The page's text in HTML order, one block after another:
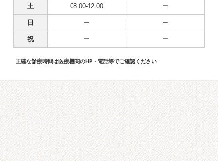
土 08:00-12:00 ー
日 ー ー
祝 ー ー
正確な診療時間は医療機関のHP・電話等でご確認ください